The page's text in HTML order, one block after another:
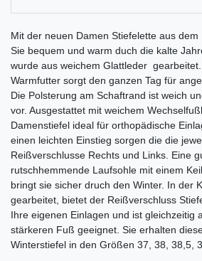
Mit der neuen Damen Stiefelette aus dem
Sie bequem und warm duch die kalte
wurde aus weichem Glattleder
Warmfutter sorgt den ganzen Tag für
Die Polsterung am Schaftrand ist weich
vor. Ausgestattet mit weichem
Damenstiefel ideal für orthopädische
einen leichten Einstieg sorgen die die
Reißverschlusse Rechts und Links. Eine
rutschhemmende Laufsohle mit einem
bringt sie sicher druch den Winter. In der
gearbeitet, bietet der Reißverschluss
Ihre eigenen Einlagen und ist gleichzeitig
stärkeren Fuß geeignet. Sie erhalten
Winterstiefel in den Größen 37, 38, 38,5,